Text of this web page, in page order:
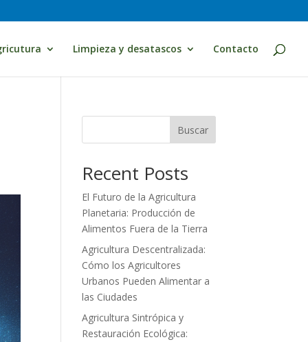
Limpieza y desatascos Contacto
Buscar
Recent Posts
El Futuro de la Agricultura
Planetaria: Producción de
Alimentos Fuera de la Tierra
Agricultura Descentralizada:
Cómo los Agricultores
Urbanos Pueden Alimentar a
las Ciudades
Agricultura Sintrópica y
Restauración Ecológica: